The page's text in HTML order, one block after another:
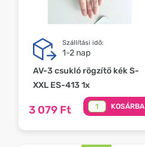
Szállítási idő:
1-2 nap
AV-3 csukló rögzítő kék S-
XXL ES-413 1x
3 079 Ft KOSÁRBA